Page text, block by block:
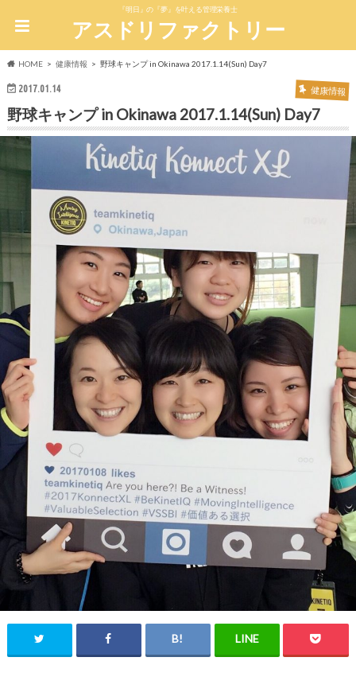
『明日』の『夢』を叶える管理栄養士
アスドリファクトリー
HOME 健康情報 野球キャンプ in Okinawa 2017.1.14(Sun) Day7
2017.01.14 健康情報
野球キャンプ in Okinawa 2017.1.14(Sun) Day7